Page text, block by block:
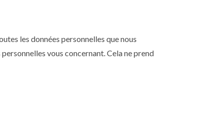
les données personnelles que nous
vous concernant. Cela ne prend